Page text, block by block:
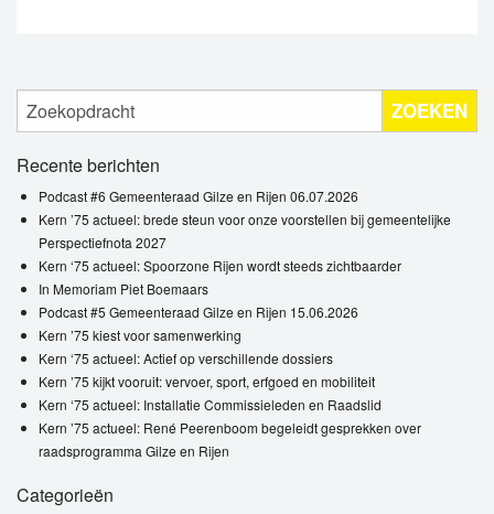
ZOEKEN
Recente berichten
Podcast #6 Gemeenteraad Gilze en Rijen 06.07.2026
Kern ’75 actueel: brede steun voor onze voorstellen bij gemeentelijke
Perspectiefnota 2027
Kern ‘75 actueel: Spoorzone Rijen wordt steeds zichtbaarder
In Memoriam Piet Boemaars
Podcast #5 Gemeenteraad Gilze en Rijen 15.06.2026
Kern ’75 kiest voor samenwerking
Kern ‘75 actueel: Actief op verschillende dossiers
Kern ’75 kijkt vooruit: vervoer, sport, erfgoed en mobiliteit
Kern ‘75 actueel: Installatie Commissieleden en Raadslid
Kern ’75 actueel: René Peerenboom begeleidt gesprekken over
raadsprogramma Gilze en Rijen
Categorieën